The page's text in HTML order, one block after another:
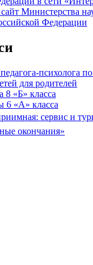
Министерства
Федерации
психолога
для родителей
8 «Б» класса
6 «А» класса
сервис и
окончания»